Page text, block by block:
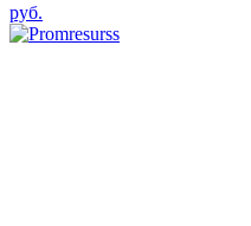
руб.